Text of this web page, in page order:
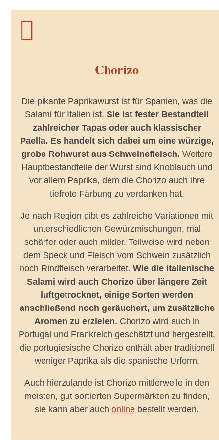

Chorizo
Die pikante Paprikawurst ist für Spanien, was die
Salami für Italien ist. Sie ist fester Bestandteil
zahlreicher Tapas oder auch klassischer
Paella. Es handelt sich dabei um eine würzige,
grobe Rohwurst aus Schweinefleisch. Weitere
Hauptbestandteile der Wurst sind Knoblauch und
vor allem Paprika, dem die Chorizo auch ihre
tiefrote Färbung zu verdanken hat.
Je nach Region gibt es zahlreiche Variationen mit
unterschiedlichen Gewürzmischungen, mal
schärfer oder auch milder. Teilweise wird neben
dem Speck und Fleisch vom Schwein zusätzlich
noch Rindfleisch verarbeitet. Wie die italienische
Salami wird auch Chorizo über längere Zeit
luftgetrocknet, einige Sorten werden
anschließend noch geräuchert, um zusätzliche
Aromen zu erzielen. Chorizo wird auch in
Portugal und Frankreich geschätzt und hergestellt,
die portugiesische Chorizo enthält aber traditionell
weniger Paprika als die spanische Urform.
Auch hierzulande ist Chorizo mittlerweile in den
meisten, gut sortierten Supermärkten zu finden,
sie kann aber auch online bestellt werden.